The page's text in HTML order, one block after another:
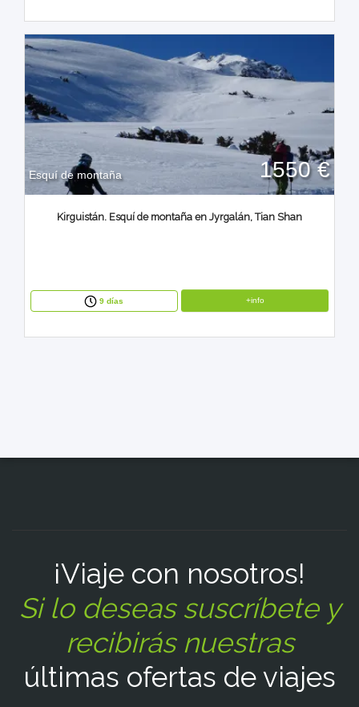
Esquí de montaña 1550 €
Kirguistán. Esquí de montaña en Jyrgalán, Tian Shan
9 días +info
¡Viaje con nosotros!
Si lo deseas suscríbete y
recibirás nuestras
últimas ofertas de viajes